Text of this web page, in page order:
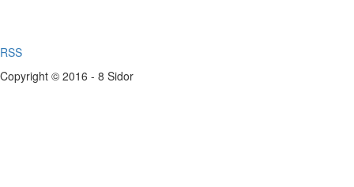
RSS
Copyright © 2016 - 8 Sidor